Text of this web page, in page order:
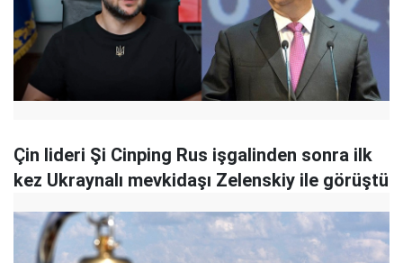
Çin lideri Şi Cinping Rus işgalinden sonra ilk
kez Ukraynalı mevkidaşı Zelenskiy ile görüştü